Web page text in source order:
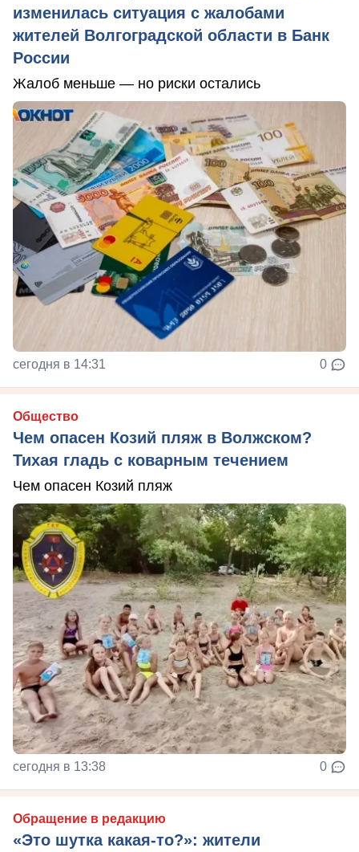
изменилась ситуация с жалобами
жителей Волгоградской области в Банк
России
Жалоб меньше — но риски остались
сегодня в 14:31 0
Общество
Чем опасен Козий пляж в Волжском?
Тихая гладь с коварным течением
Чем опасен Козий пляж
сегодня в 13:38 0
Обращение в редакцию
«Это шутка какая-то?»: жители